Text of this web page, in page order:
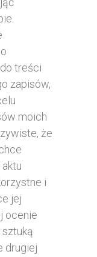
treści
zapisów,
moich
że
i
jej
ocenie
drugiej